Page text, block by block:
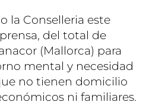
la Conselleria este
del total de
(Mallorca) para
mental y necesidad
no tienen domicilio
ni familiares.